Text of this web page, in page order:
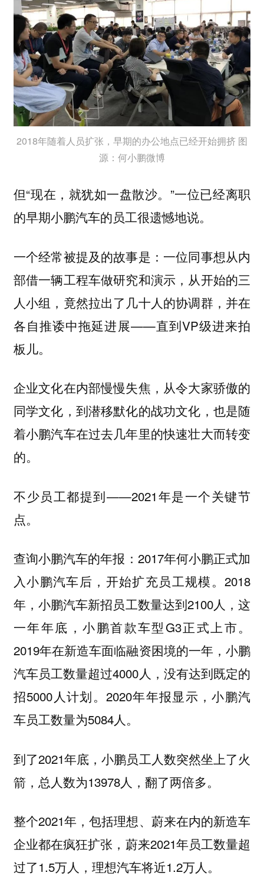
2018年随着人员扩张，早期的办公地点已经开始拥挤 图
源：何小鹏微博
但“现在，就犹如一盘散沙。 ”一位已经离职
的早期小鹏汽车的员工很遗憾地说。
一个经常被提及的故事是：一位同事想从内
部借一辆工程车做研究和演示，从开始的三
人小组，竟然拉出了几十人的协调群，并在
各自推诿中拖延进展——直到VP级进来拍
板儿。
企业文化在内部慢慢失焦，从令大家骄傲的
同学文化，到潜移默化的战功文化，也是随
着小鹏汽车在过去几年里的快速壮大而转变
的。
不少员工都提到——2021年是一个关键节
点。
查询小鹏汽车的年报：2017年何小鹏正式加
入小鹏汽车后，开始扩充员工规模。2018
年，小鹏汽车新招员工数量达到2100人，这
一年年底，小鹏首款车型G3正式上市。
2019年在新造车面临融资困境的一年，小鹏
汽车员工数量超过4000人，没有达到既定的
招5000人计划。2020年年报显示，小鹏汽
车员工数量为5084人。
到了2021年底，小鹏员工人数突然坐上了火
箭，总人数为13978人，翻了两倍多。
整个2021年，包括理想、蔚来在内的新造车
企业都在疯狂扩张，蔚来2021年员工数量超
过了1.5万人，理想汽车将近1.2万人。